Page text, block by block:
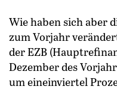
Wie haben sich aber
zum Vorjahr
der EZB
Dezember des
um eineinviertel